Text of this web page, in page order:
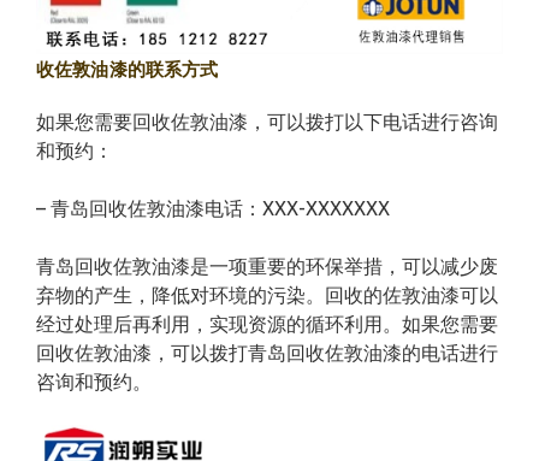
收佐敦油漆的联系方式
如果您需要回收佐敦油漆，可以拨打以下电话进行咨询
和预约：
– 青岛回收佐敦油漆电话：XXX-XXXXXXX
青岛回收佐敦油漆是一项重要的环保举措，可以减少废
弃物的产生，降低对环境的污染。回收的佐敦油漆可以
经过处理后再利用，实现资源的循环利用。如果您需要
回收佐敦油漆，可以拨打青岛回收佐敦油漆的电话进行
咨询和预约。